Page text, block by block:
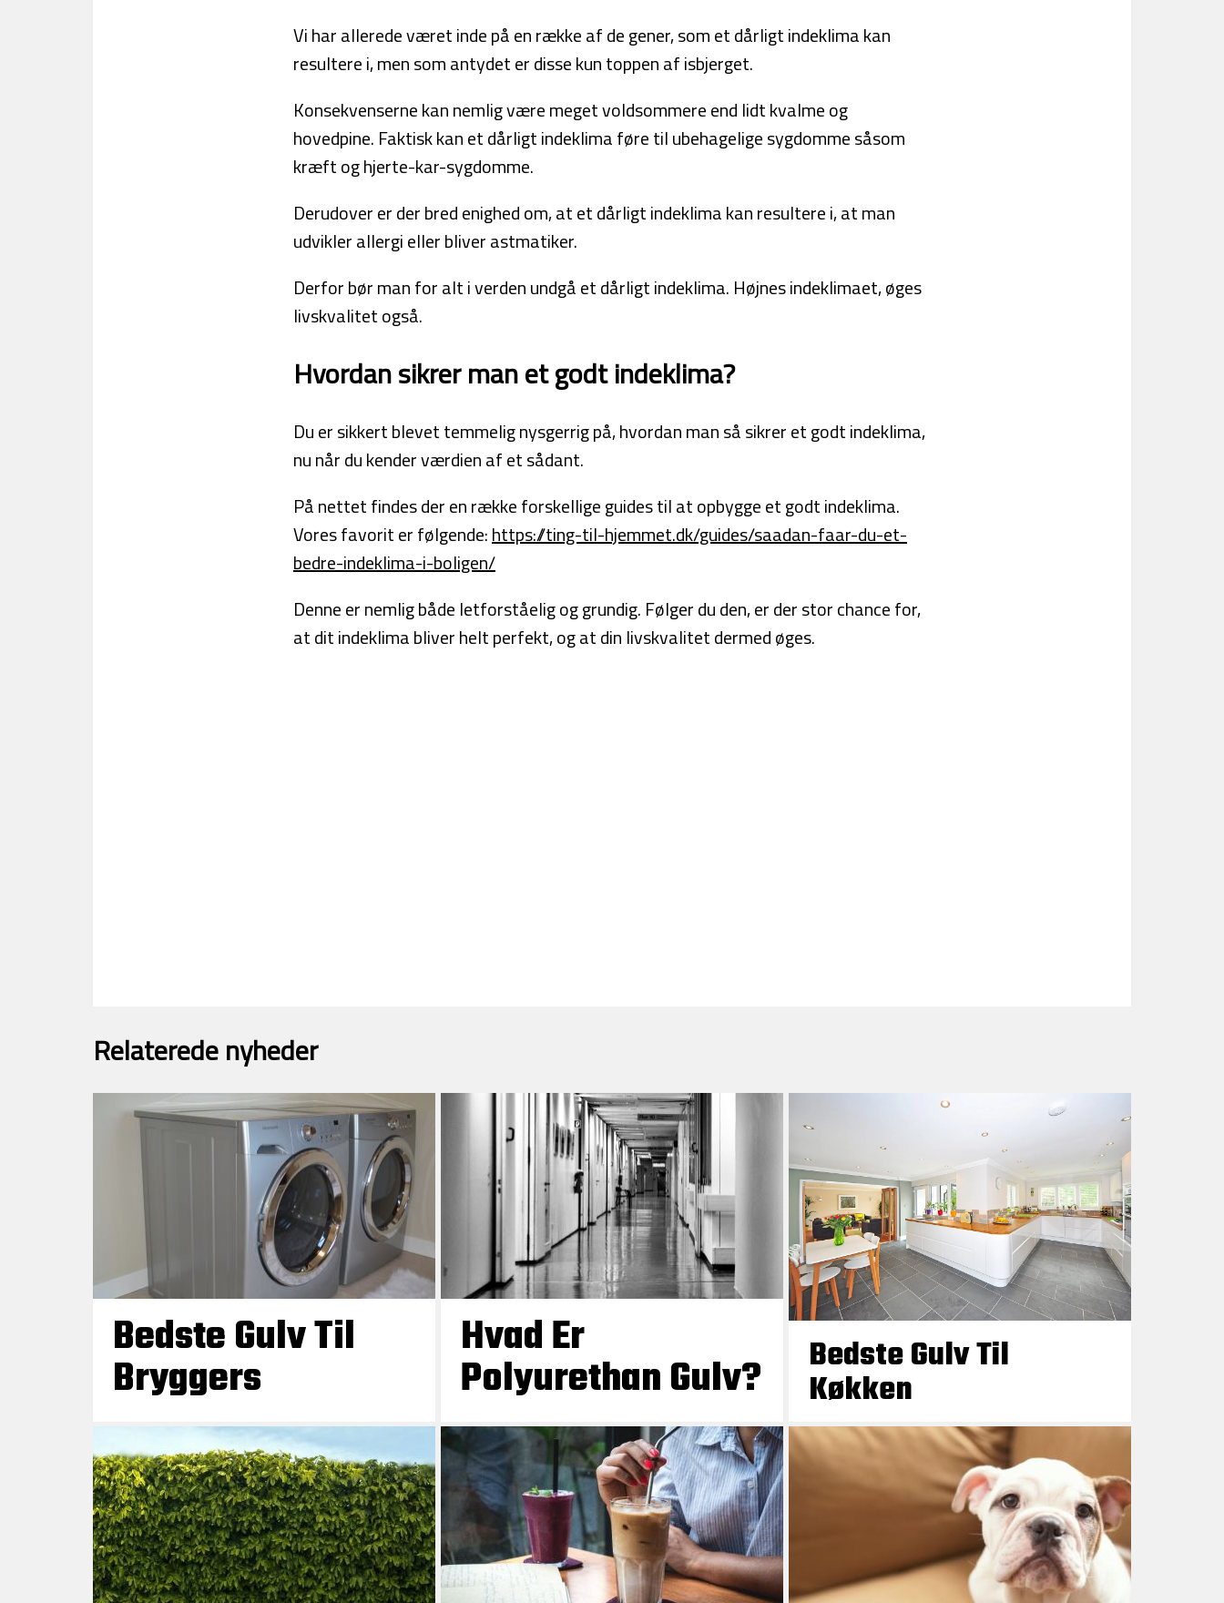
Vi har allerede været inde på en række af de gener, som et dårligt indeklima kan
resultere i, men som antydet er disse kun toppen af isbjerget.
Konsekvenserne kan nemlig være meget voldsommere end lidt kvalme og
hovedpine. Faktisk kan et dårligt indeklima føre til ubehagelige sygdomme såsom
kræft og hjerte-kar-sygdomme.
Derudover er der bred enighed om, at et dårligt indeklima kan resultere i, at man
udvikler allergi eller bliver astmatiker.
Derfor bør man for alt i verden undgå et dårligt indeklima. Højnes indeklimaet, øges
livskvalitet også.
Hvordan sikrer man et godt indeklima?
Du er sikkert blevet temmelig nysgerrig på, hvordan man så sikrer et godt indeklima,
nu når du kender værdien af et sådant.
På nettet findes der en række forskellige guides til at opbygge et godt indeklima.
Vores favorit er følgende:https://ting-til-hjemmet.dk/guides/saadan-faar-du-et-
bedre-indeklima-i-boligen/
Denne er nemlig både letforståelig og grundig. Følger du den, er der stor chance for,
at dit indeklima bliver helt perfekt, og at din livskvalitet dermed øges.
Relaterede nyheder
Bedste Gulv Til
Bryggers
Hvad Er
Polyurethan Gulv? Bedste Gulv Til
Køkken